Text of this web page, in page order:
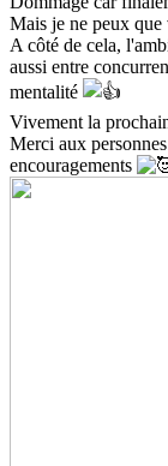
Mais je ne peux que
A côté de cela,
aussi entre
mentalité
Vivement la
Merci aux
encouragements